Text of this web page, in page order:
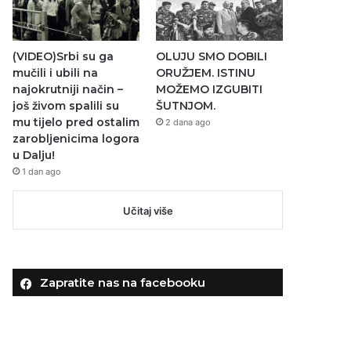
(VIDEO)Srbi su ga
mučili i ubili na
najokrutniji način –
još živom spalili su
mu tijelo pred ostalim
zarobljenicima logora
u Dalju!
1 dan ago
OLUJU SMO DOBILI
ORUŽJEM. ISTINU
MOŽEMO IZGUBITI
ŠUTNJOM.
2 dana ago
Učitaj više
Zapratite nas na facebooku